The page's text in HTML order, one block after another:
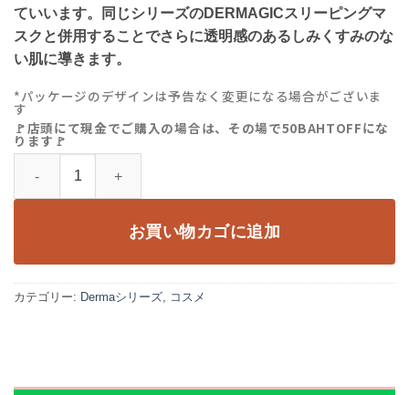
ていいます。同じシリーズのDERMAGICスリーピングマ
スクと併用することでさらに透明感のあるしみくすみのな
い肌に導きます。
*パッケージのデザインは予告なく変更になる場合がございま
す
🚩店頭にて現金でご購入の場合は、その場で50BAHTOFFにな
ります🚩
お買い物カゴに追加
カテゴリー: Dermaシリーズ, コスメ